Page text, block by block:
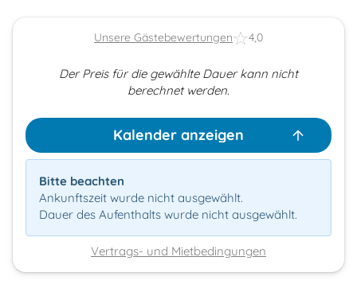
Unsere Gästebewertungen 4,0
Der Preis für die gewählte Dauer kann nicht
berechnet werden.
Kalender anzeigen
Bitte beachten
Ankunftszeit wurde nicht ausgewählt.
Dauer des Aufenthalts wurde nicht ausgewählt.
Vertrags- und Mietbedingungen